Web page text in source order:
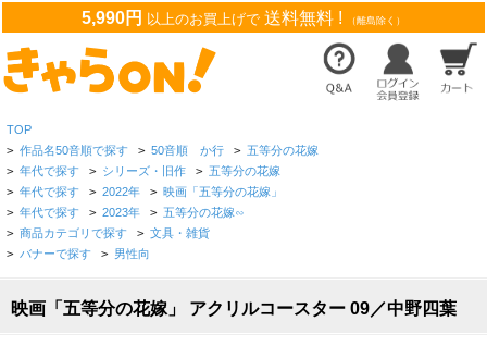
5,990円 以上のお買上げで 送料無料 ! （離島除く）
TOP
> 作品名50音順で探す > 50音順 か行 > 五等分の花嫁
> 年代で探す > シリーズ・旧作 > 五等分の花嫁
> 年代で探す > 2022年 > 映画「五等分の花嫁」
> 年代で探す > 2023年 > 五等分の花嫁∽
> 商品カテゴリで探す > 文具・雑貨
> バナーで探す > 男性向
映画「五等分の花嫁」 アクリルコースター 09／中野四葉